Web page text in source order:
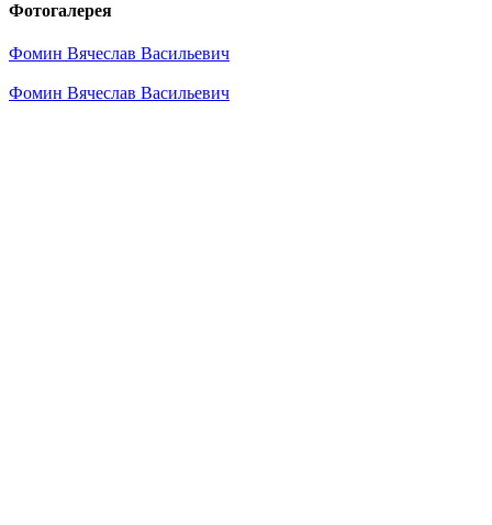
Фотогалерея
Фомин Вячеслав Васильевич
Фомин Вячеслав Васильевич